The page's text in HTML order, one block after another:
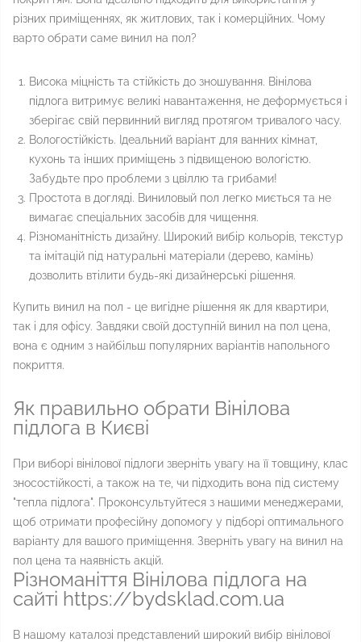
різних приміщеннях, як житлових, так і комерційних. Чому
варто обрати саме винил на пол?
Висока міцність та стійкість до зношування. Вінілова
підлога витримує великі навантаження, не деформується і
зберігає свій первинний вигляд протягом тривалого часу.
Вологостійкість. Ідеальний варіант для ванних кімнат,
кухонь та інших приміщень з підвищеною вологістю.
Забудьте про проблеми з цвіллю та грибами!
Простота в догляді. Виниловый пол легко миється та не
вимагає спеціальних засобів для чищення.
Різноманітність дизайну. Широкий вибір кольорів, текстур
та імітацій під натуральні матеріали (дерево, камінь)
дозволить втілити будь-які дизайнерські рішення.
Купить винил на пол - це вигідне рішення як для квартири,
так і для офісу. Завдяки своїй доступній винил на пол цена,
вона є одним з найбільш популярних варіантів напольного
покриття.
Як правильно обрати Вінілова
підлога в Києві
При виборі вінілової підлоги зверніть увагу на її товщину, клас
зносостійкості, а також на те, чи підходить вона під систему
"тепла підлога". Проконсультуйтеся з нашими менеджерами,
щоб отримати професійну допомогу у підборі оптимального
варіанту для вашого приміщення. Зверніть увагу на винил на
пол цена та наявність акцій.
Різноманіття Вінілова підлога на
сайті https://bydsklad.com.ua
В нашому каталозі представлений широкий вибір вінілової